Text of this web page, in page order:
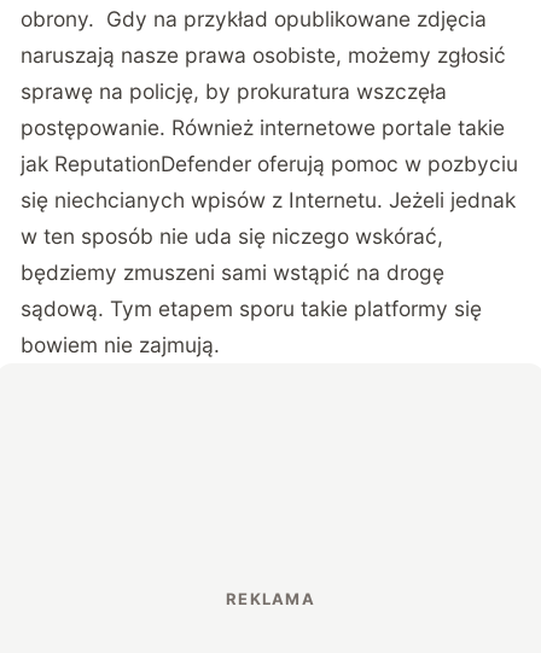
obrony. Gdy na przykład opublikowane zdjęcia
naruszają nasze prawa osobiste, możemy zgłosić
sprawę na policję, by prokuratura wszczęła
postępowanie. Również internetowe portale takie
jak ReputationDefender oferują pomoc w pozbyciu
się niechcianych wpisów z Internetu. Jeżeli jednak
w ten sposób nie uda się niczego wskórać,
będziemy zmuszeni sami wstąpić na drogę
sądową. Tym etapem sporu takie platformy się
bowiem nie zajmują.